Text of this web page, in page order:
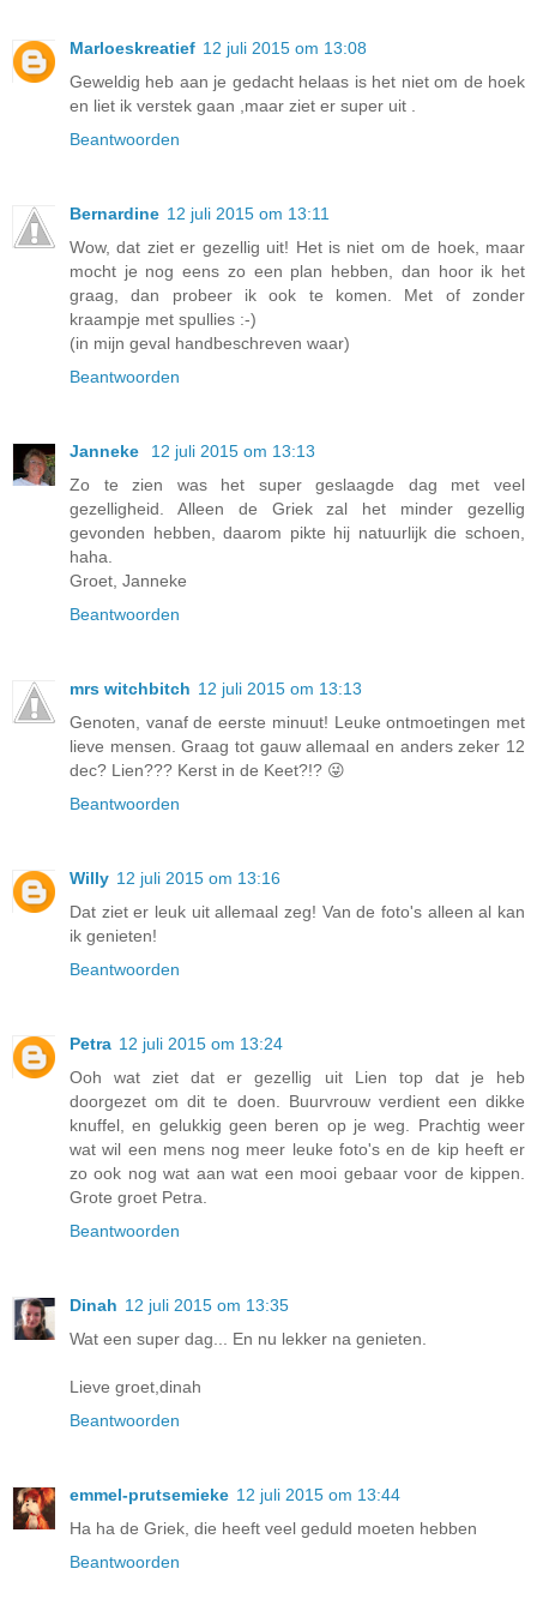
Marloeskreatief 12 juli 2015 om 13:08
Geweldig heb aan je gedacht helaas is het niet om de hoek
en liet ik verstek gaan ,maar ziet er super uit .
Beantwoorden
Bernardine 12 juli 2015 om 13:11
Wow, dat ziet er gezellig uit! Het is niet om de hoek, maar
mocht je nog eens zo een plan hebben, dan hoor ik het
graag, dan probeer ik ook te komen. Met of zonder
kraampje met spullies :-)
(in mijn geval handbeschreven waar)
Beantwoorden
Janneke
12 juli 2015 om 13:13
Zo te zien was het super geslaagde dag met veel
gezelligheid. Alleen de Griek zal het minder gezellig
gevonden hebben, daarom pikte hij natuurlijk die schoen,
haha.
Groet, Janneke
Beantwoorden
mrs witchbitch 12 juli 2015 om 13:13
Genoten, vanaf de eerste minuut! Leuke ontmoetingen met
lieve mensen. Graag tot gauw allemaal en anders zeker 12
dec? Lien??? Kerst in de Keet?!? 😜
Beantwoorden
Willy 12 juli 2015 om 13:16
Dat ziet er leuk uit allemaal zeg! Van de foto's alleen al kan
ik genieten!
Beantwoorden
Petra 12 juli 2015 om 13:24
Ooh wat ziet dat er gezellig uit Lien top dat je heb
doorgezet om dit te doen. Buurvrouw verdient een dikke
knuffel, en gelukkig geen beren op je weg. Prachtig weer
wat wil een mens nog meer leuke foto's en de kip heeft er
zo ook nog wat aan wat een mooi gebaar voor de kippen.
Grote groet Petra.
Beantwoorden
Dinah 12 juli 2015 om 13:35
Wat een super dag... En nu lekker na genieten.
Lieve groet,dinah
Beantwoorden
emmel-prutsemieke 12 juli 2015 om 13:44
Ha ha de Griek, die heeft veel geduld moeten hebben
Beantwoorden